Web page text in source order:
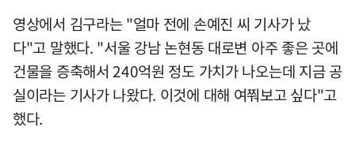
영상에서 김구라는 "얼마 전에 손예진 씨 기사가 났
다"고 말했다. "서울 강남 논현동 대로변 아주 좋은 곳에
건물을 증축해서 240억원 정도 가치가 나오는데 지금 공
실이라는 기사가 나왔다. 이것에 대해 여쭤보고 싶다"고
했다.